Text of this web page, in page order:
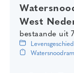
West
bestaande uit